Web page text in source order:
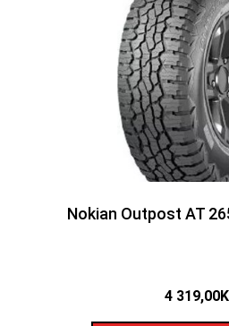
Nokian Outpost AT
4 319,00